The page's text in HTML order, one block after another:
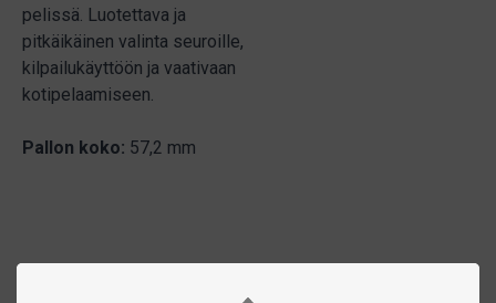
pelissä. Luotettava ja
pitkäikäinen valinta seuroille,
kilpailukäyttöön ja vaativaan
kotipelaamiseen.
Pallon koko: 57,2 mm